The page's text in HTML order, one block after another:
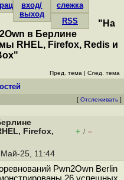
вход/
выход
слежка
RSS
"На
в Берлине
RHEL, Firefox, Redis и
Пред. тема | След. тема
[ Отслеживать ]
Firefox,
+ / –
25, 11:44
Pwn2Own Berlin